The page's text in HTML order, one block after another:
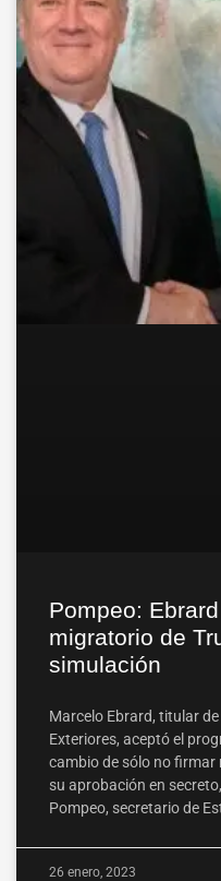
Pompeo:
migratorio de
simulación
Marcelo Ebrard, titular
Exteriores, aceptó el
cambio de sólo no
su aprobación en
Pompeo, secretario de
26 enero, 2023